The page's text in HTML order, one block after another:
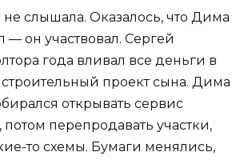
слышала. Оказалось, что Дима
— он участвовал. Сергей
года вливал все деньги в
проект сына. Дима
открывать сервис
потом перепродавать участки,
то схемы. Бумаги менялись,